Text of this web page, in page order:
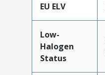
EU ELV
Low-
Halogen
Status